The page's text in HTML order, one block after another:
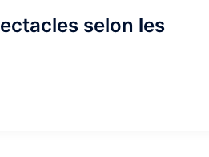
selon les